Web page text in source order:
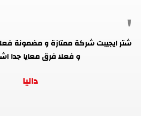
و فعلا فرق معايا جدا
داليا